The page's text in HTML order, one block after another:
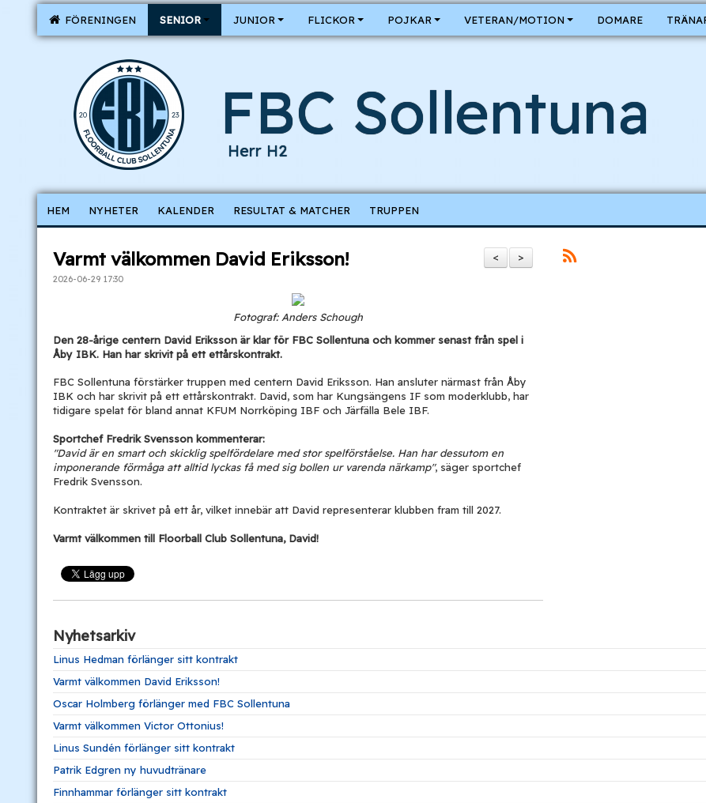
FÖRENINGEN SENIOR JUNIOR FLICKOR POJKAR VETERAN/MOTION DOMARE
FBC Sollentuna
Herr H2
HEM NYHETER KALENDER RESULTAT & MATCHER TRUPPEN
>
<
Varmt välkommen David Eriksson!
2026-06-29 17:30
Fotograf: Anders Schough
Den 28-årige centern David Eriksson är klar för FBC Sollentuna och kommer senast från spel i
Åby IBK. Han har skrivit på ett ettårskontrakt.
FBC Sollentuna förstärker truppen med centern David Eriksson. Han ansluter närmast från Åby
IBK och har skrivit på ett ettårskontrakt. David, som har Kungsängens IF som moderklubb, har
tidigare spelat för bland annat KFUM Norrköping IBF och Järfälla Bele IBF.
Sportchef Fredrik Svensson kommenterar:
"David är en smart och skicklig spelfördelare med stor spelförståelse. Han har dessutom en
imponerande förmåga att alltid lyckas få med sig bollen ur varenda närkamp", säger sportchef
Fredrik Svensson.
Kontraktet är skrivet på ett år, vilket innebär att David representerar klubben fram till 2027.
Varmt välkommen till Floorball Club Sollentuna, David!
Nyhetsarkiv
Linus Hedman förlänger sitt kontrakt
Varmt välkommen David Eriksson!
Oscar Holmberg förlänger med FBC Sollentuna
Varmt välkommen Victor Ottonius!
Linus Sundén förlänger sitt kontrakt
Patrik Edgren ny huvudtränare
Finnhammar förlänger sitt kontrakt